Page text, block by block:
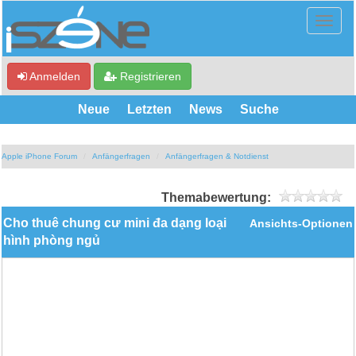
Anmelden Registrieren
Neue Letzten News Suche
Apple iPhone Forum Anfängerfragen Anfängerfragen & Notdienst
Themabewertung:
Ansichts-Optionen
Cho thuê chung cư mini đa dạng loại
hình phòng ngủ